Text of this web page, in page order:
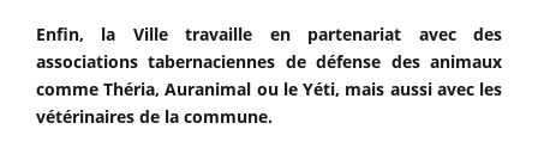
Enfin, la Ville travaille en partenariat avec des
associations tabernaciennes de défense des animaux
comme Théria, Auranimal ou le Yéti, mais aussi avec les
vétérinaires de la commune.